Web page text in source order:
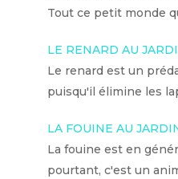
Tout ce petit monde
LE RENARD AU
Le renard est un
puisqu'il élimine les
LA FOUINE AU
La fouine est en
pourtant, c'est un